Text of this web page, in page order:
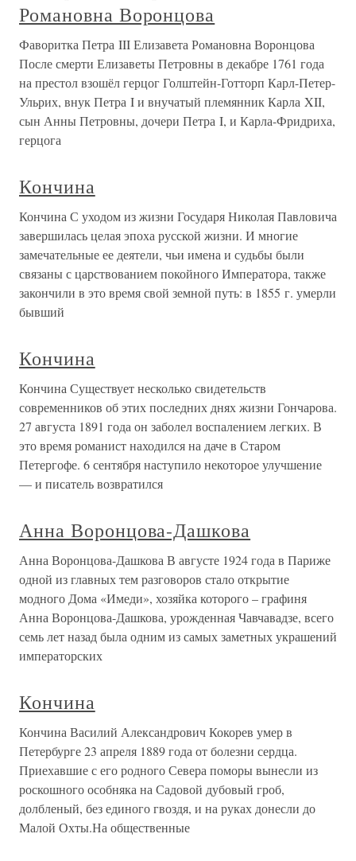
Романовна Воронцова
Фаворитка Петра III Елизавета Романовна Воронцова
После смерти Елизаветы Петровны в декабре 1761 года
на престол взошёл герцог Голштейн-Готторп Карл-Петер-
Ульрих, внук Петра I и внучатый племянник Карла XII,
сын Анны Петровны, дочери Петра I, и Карла-Фридриха,
герцога
Кончина
Кончина С уходом из жизни Государя Николая Павловича
завершилась целая эпоха русской жизни. И многие
замечательные ее деятели, чьи имена и судьбы были
связаны с царствованием покойного Императора, также
закончили в это время свой земной путь: в 1855 г. умерли
бывший
Кончина
Кончина Существует несколько свидетельств
современников об этих последних днях жизни Гончарова.
27 августа 1891 года он заболел воспалением легких. В
это время романист находился на даче в Старом
Петергофе. 6 сентября наступило некоторое улучшение
— и писатель возвратился
Анна Воронцова-Дашкова
Анна Воронцова-Дашкова В августе 1924 года в Париже
одной из главных тем разговоров стало открытие
модного Дома «Имеди», хозяйка которого – графиня
Анна Воронцова-Дашкова, урожденная Чавчавадзе, всего
семь лет назад была одним из самых заметных украшений
императорских
Кончина
Кончина Василий Александрович Кокорев умер в
Петербурге 23 апреля 1889 года от болезни сердца.
Приехавшие с его родного Севера поморы вынесли из
роскошного особняка на Садовой дубовый гроб,
долбленый, без единого гвоздя, и на руках донесли до
Малой Охты.На общественные